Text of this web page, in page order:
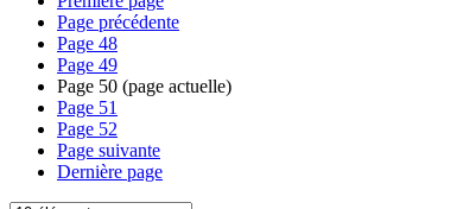
Page précédente
Page 48
Page 49
Page 50 (page actuelle)
Page 51
Page 52
Page suivante
Dernière page